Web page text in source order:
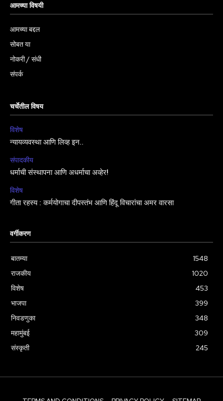
आमच्या विषयी
आमच्या बद्दल
सोबत या
नोकरी / संधी
संपर्क
चर्चेतील विषय
विशेष
न्यायव्यवस्था आणि लिव्ह इन..
संपादकीय
धर्माची संस्थापना आणि अधर्माचा अव्हेर!
विशेष
गीता रहस्य : कर्मयोगाचा दीपस्तंभ आणि हिंदू विचारांचा अमर वारसा
वर्गीकरण
बातम्या
1548
राजकीय
1020
विशेष
453
भाजपा
399
निवडणुका
348
महामुंबई
309
संस्कृती
245